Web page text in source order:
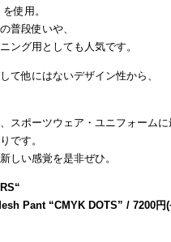
を使用。
普段使いや、
ング用としても人気です。
て他にはないデザイン性から、
スポーツウェア・ユニフォーム
です。
しい感覚を是非ぜひ。
“
Pant “CMYK DOTS” / 7200円